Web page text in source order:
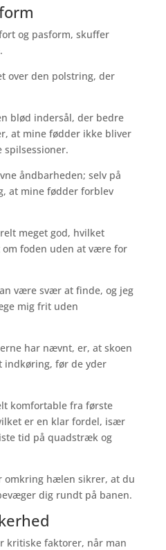
og pasform, skuffer
over den polstring, der
blød indersål, der bedre
at mine fødder ikke bliver
åndbarheden; selv på
at mine fødder forblev
meget god, hvilket
foden uden at være for
være svær at finde, og jeg
mig frit uden
har nævnt, er, at skoen
før de yder
komfortable fra første
er en klar fordel, især
tid på quadstræk og
omkring hælen sikrer, at du
dig rundt på banen.
kritiske faktorer, når man